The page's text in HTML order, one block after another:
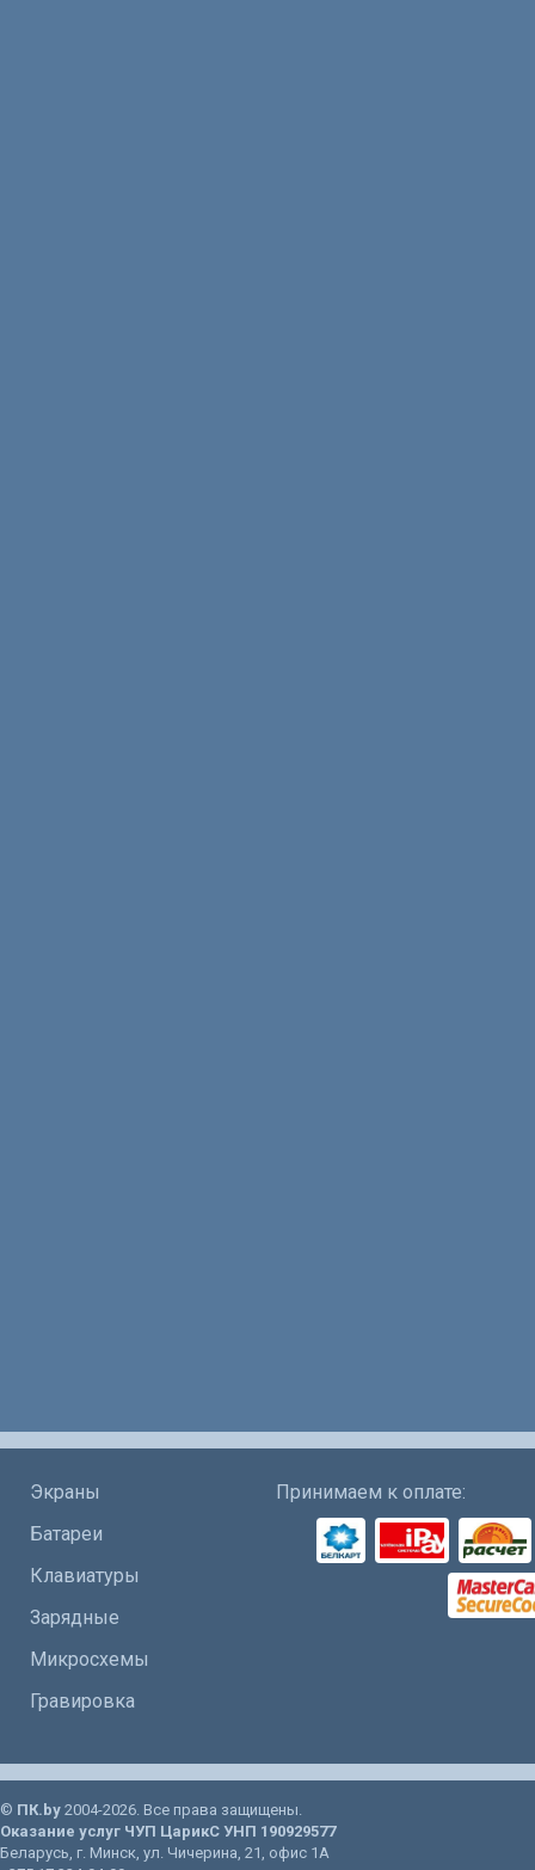
Экраны
Батареи
Клавиатуры
Зарядные
Микросхемы
Гравировка
Принимаем к оплате:
© ПК.by 2004-2026. Все права защищены.
Оказание услуг ЧУП ЦарикС УНП 190929577
Беларусь, г. Минск, ул. Чичерина, 21 , офис 1А